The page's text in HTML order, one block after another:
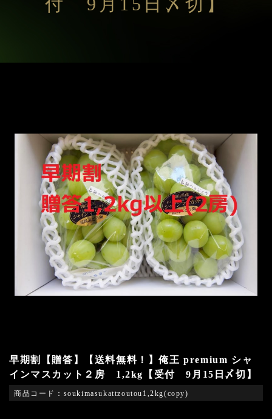
早期割【贈答】【送料無料！】俺王 premium シャ
インマスカット２房 1,2kg【受付 9月15日〆切】
商品コード：soukimasukattzoutou1,2kg(copy)